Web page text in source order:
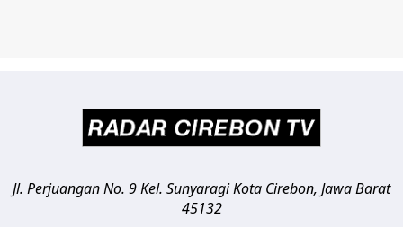
Jl. Perjuangan No. 9 Kel. SunyaragiKota Cirebon, Jawa Barat
45132